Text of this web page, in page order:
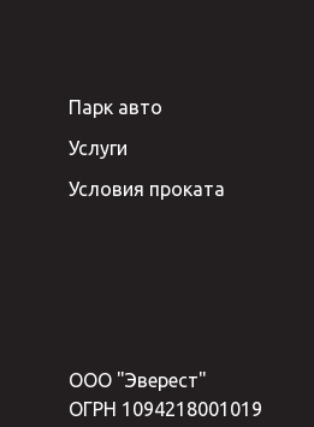
Парк авто
Услуги
Условия проката
ООО "Эверест"
ОГРН 1094218001019